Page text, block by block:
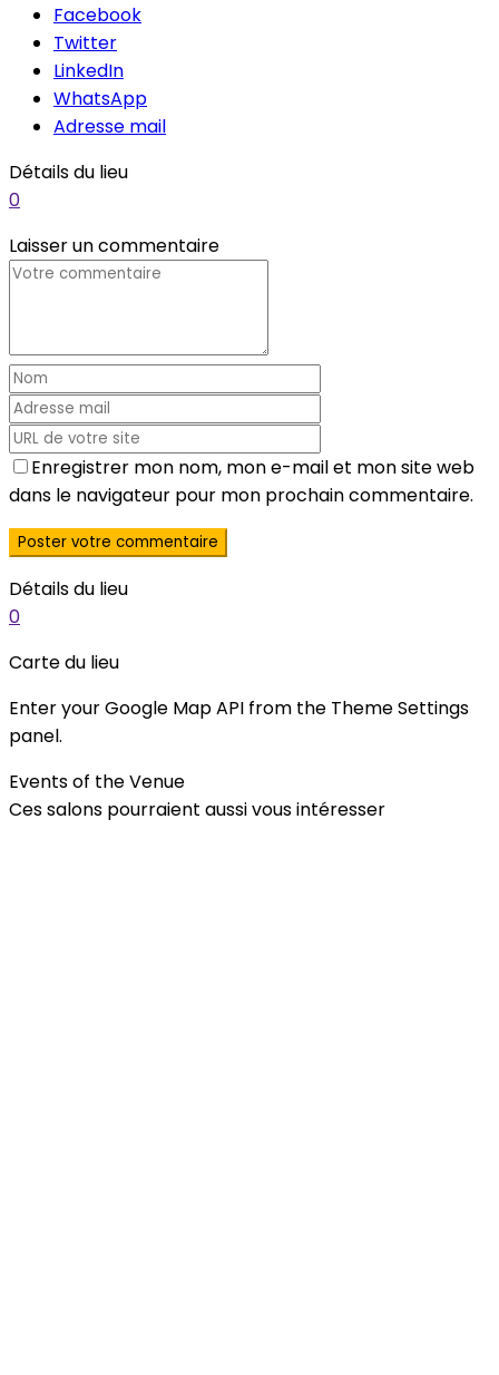
Facebook
Twitter
LinkedIn
WhatsApp
Adresse mail
Détails du lieu
0
Laisser un commentaire
Enregistrer mon nom, mon e-mail et mon site web
dans le navigateur pour mon prochain commentaire.
Détails du lieu
0
Carte du lieu
Enter your Google Map API from the Theme Settings
panel.
Events of the Venue
Ces salons pourraient aussi vous intéresser